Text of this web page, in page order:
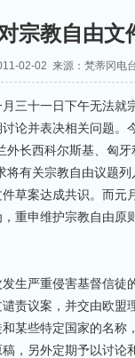
宗教自由文
02-02 来源：梵蒂冈电
三十一日下午无法就
论并表决相关问题。
外长西科尔斯基、匈
将有关宗教自由议题
草案达成共识。而元
重申维护宗教自由原
生严重侵害基督信徒
责议案，并交由欧盟
某些特定国家的名称
，另外定期予以讨论